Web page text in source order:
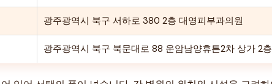
광주광역시 북구 서하로 380 2층 대영피부과의원
광주광역시 북구 북문대로 88 운암남양휴튼2차 상가 2